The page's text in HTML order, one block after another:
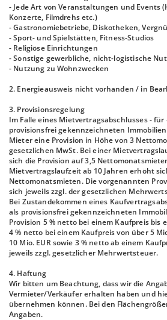
- Jede Art von Veranstaltungen und Events
Konzerte, Filmdrehs etc.)
- Gastronomiebetriebe, Diskotheken,
- Sport- und Spielstätten, Fitness-Studios
- Religiöse Einrichtungen
- Sonstige gewerbliche, nicht-logistische
- Nutzung zu Wohnzwecken
2. Energieausweis nicht vorhanden / in
3. Provisionsregelung
Im Falle eines Mietvertragsabschlusses -
provisionsfrei gekennzeichneten
Mieter eine Provision in Höhe von 3
gesetzlichen MwSt. Bei einer
sich die Provision auf 3,5
Mietvertragslaufzeit ab 10 Jahren erhöht
Nettomonatsmieten. Die vorgenannten
sich jeweils zzgl. der gesetzlichen
Bei Zustandekommen eines
als provisionsfrei gekennzeichneten
Provision 5 % netto bei einem Kaufpreis bis
4 % netto bei einem Kaufpreis von über 5
10 Mio. EUR sowie 3 % netto ab einem
jeweils zzgl. gesetzlicher Mehrwertsteuer.
4. Haftung
Wir bitten um Beachtung, dass wir die
Vermieter/Verkäufer erhalten haben und
übernehmen können. Bei den
Angaben.